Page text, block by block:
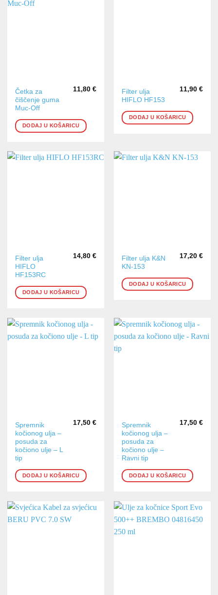
Četka za
čiščenje guma
Muc-Off
11,80 €
DODAJ U KOŠARICU
Filter ulja
HIFLO HF153
11,90 €
DODAJ U KOŠARICU
Filter ulja
HIFLO
HF153RC
14,80 €
DODAJ U KOŠARICU
Filter ulja K&N
KN-153
17,20 €
DODAJ U KOŠARICU
Spremnik
kočionog ulja –
posuda za
kočiono ulje – L
tip
17,50 €
DODAJ U KOŠARICU
Spremnik
kočionog ulja –
posuda za
kočiono ulje –
Ravni tip
17,50 €
DODAJ U KOŠARICU